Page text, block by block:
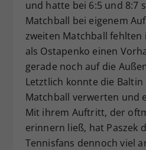
und hatte bei 6:5 und 8:7
Matchball bei eigenem
zweiten Matchball
als Ostapenko einen
gerade noch auf die
Letztlich konnte die
Matchball verwerten und
Mit ihrem Auftritt, der
erinnern ließ, hat Paszek
Tennisfans dennoch viel